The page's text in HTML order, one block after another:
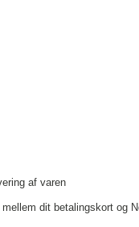
af varen
dit betalingskort og